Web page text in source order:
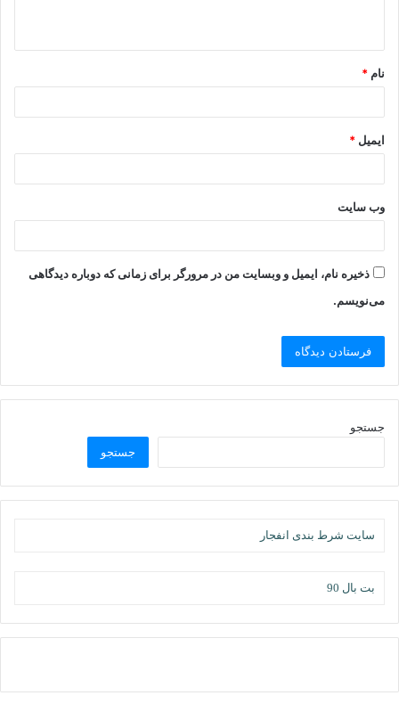
نام *
ایمیل *
وب‌ سایت
ذخیره نام، ایمیل و وبسایت من در مرورگر برای زمانی که دوباره دیدگاهی
می‌نویسم.
جستجو
جستجو
سایت شرط بندی انفجار
بت بال 90